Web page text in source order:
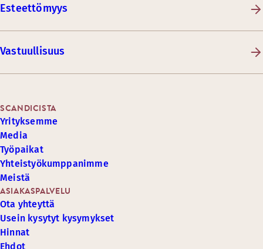
Esteettömyys
Vastuullisuus
ASIAKASPALVELU
Ota yhteyttä
Usein kysytyt kysymykset
Hinnat
Ehdot
SCANDICISTA
Yrityksemme
Media
Työpaikat
Yhteistyökumppanimme
Meistä